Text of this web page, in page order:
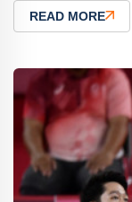
READ MORE